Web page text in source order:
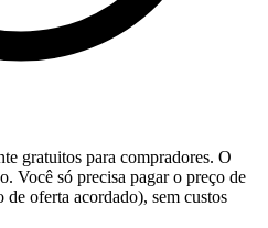
gratuitos para compradores. O
Você só precisa pagar o preço de
oferta acordado), sem custos